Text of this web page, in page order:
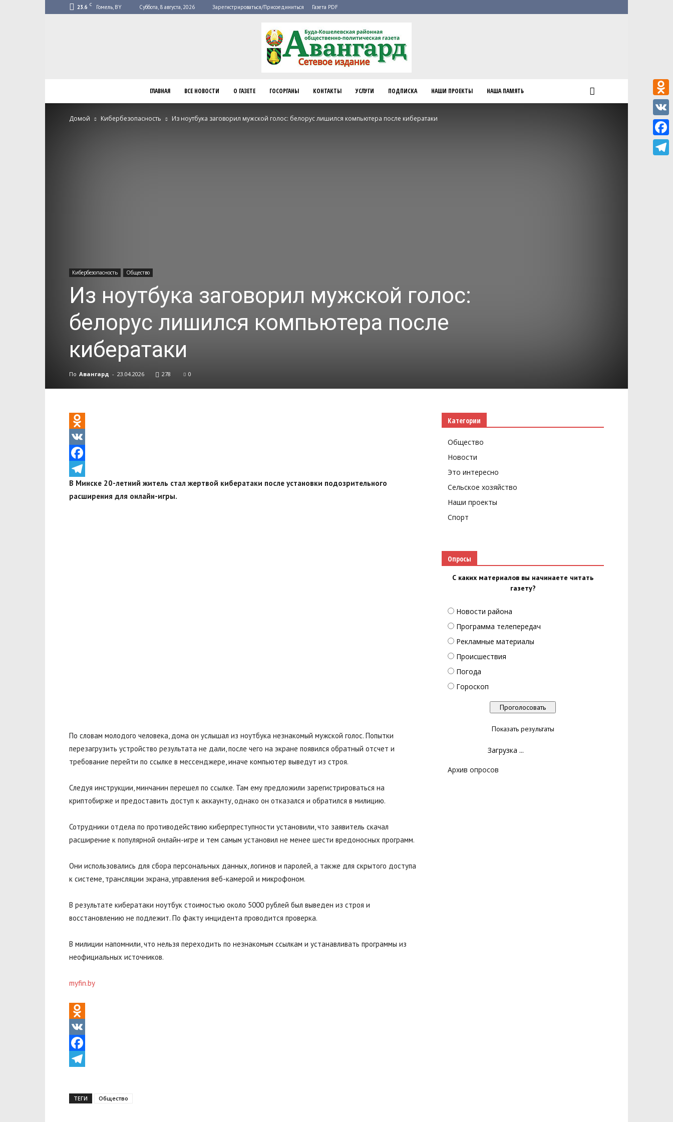
23.6 C Гомель, BY Суббота, 8 августа, 2026 Зарегистрироваться/Присоединиться Газета PDF
Буда-
Погода
ГЛАВНАЯ ВСЕ НОВОСТИ О ГАЗЕТЕ ГОСОРГАНЫ КОНТАКТЫ УСЛУГИ ПОДПИСКА НАШИ ПРОЕКТЫ НАША ПАМЯТЬ
Домой Кибербезопасность Из ноутбука заговорил мужской голос: белорус лишился компьютера после кибератаки
Кибербезопасность Общество
Из ноутбука заговорил мужской голос:
белорус лишился компьютера после
кибератаки
По Авангард - 23.04.2026 278 0
Odnoklassniki
VK
Facebook
Telegram
В Минске 20-летний житель стал жертвой кибератаки после установки подозрительного
расширения для онлайн-игры.
По словам молодого человека, дома он услышал из ноутбука незнакомый мужской голос. Попытки
перезагрузить устройство результата не дали, после чего на экране появился обратный отсчет и
требование перейти по ссылке в мессенджере, иначе компьютер выведут из строя.
Следуя инструкции, минчанин перешел по ссылке. Там ему предложили зарегистрироваться на
криптобирже и предоставить доступ к аккаунту, однако он отказался и обратился в милицию.
Сотрудники отдела по противодействию киберпреступности установили, что заявитель скачал
расширение к популярной онлайн-игре и тем самым установил не менее шести вредоносных программ.
Они использовались для сбора персональных данных, логинов и паролей, а также для скрытого доступа
к системе, трансляции экрана, управления веб-камерой и микрофоном.
В результате кибератаки ноутбук стоимостью около 5000 рублей был выведен из строя и
восстановлению не подлежит. По факту инцидента проводится проверка.
В милиции напомнили , что нельзя переходить по незнакомым ссылкам и устанавливать программы из
неофициальных источников.
myfin.by
Odnoklassniki
VK
Facebook
ТЕГИ Общество
Категории
Общество
Новости
Это интересно
Сельское хозяйство
Наши проекты
Спорт
Опросы
С каких материалов вы начинаете читать
газету?
Новости района
Программа телепередач
Рекламные материалы
Происшествия
Погода
Гороскоп
Показать результаты
Загрузка ...
Архив опросов
VK